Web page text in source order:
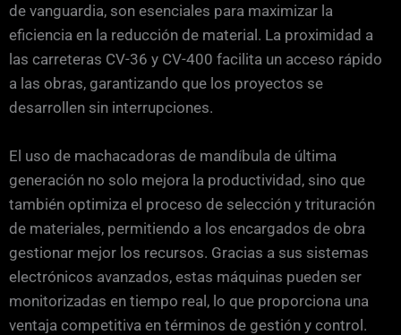
de vanguardia, son esenciales para maximizar la
eficiencia en la reducción de material. La proximidad a
las carreteras CV-36 y CV-400 facilita un acceso rápido
a las obras, garantizando que los proyectos se
desarrollen sin interrupciones.
El uso de machacadoras de mandíbula de última
generación no solo mejora la productividad, sino que
también optimiza el proceso de selección y trituración
de materiales, permitiendo a los encargados de obra
gestionar mejor los recursos. Gracias a sus sistemas
electrónicos avanzados, estas máquinas pueden ser
monitorizadas en tiempo real, lo que proporciona una
ventaja competitiva en términos de gestión y control.